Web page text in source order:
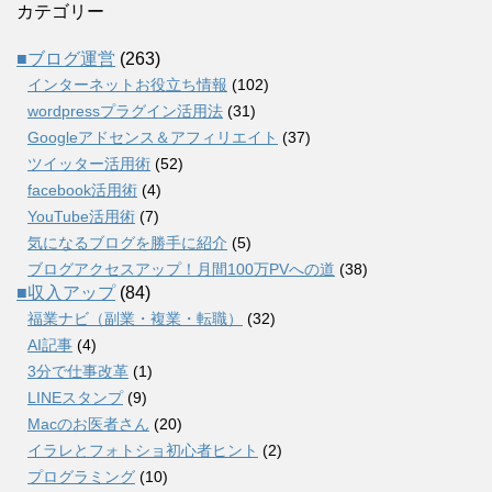
カテゴリー
■ブログ運営 (263)
インターネットお役立ち情報 (102)
wordpressプラグイン活用法 (31)
Googleアドセンス＆アフィリエイト (37)
ツイッター活用術 (52)
facebook活用術 (4)
YouTube活用術 (7)
気になるブログを勝手に紹介 (5)
ブログアクセスアップ！月間100万PVへの道 (38)
■収入アップ(84)
福業ナビ（副業・複業・転職）
(32)
AI記事 (4)
3分で仕事改革 (1)
LINEスタンプ(9)
Macのお医者さん (20)
イラレとフォトショ初心者ヒント (2)
プログラミング (10)